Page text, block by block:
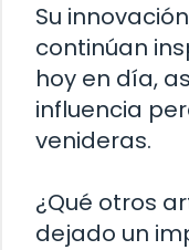
Su
continúan
hoy en día,
influencia
venideras.
¿Qué otros
dejado un